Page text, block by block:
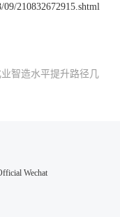
210832672915.shtml
智造水平提升路径几
Wechat